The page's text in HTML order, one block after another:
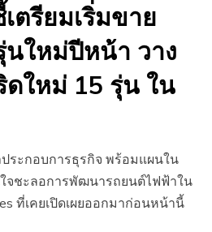
ตรียมเริ่มขาย
นใหม่ปีหน้า วาง
ดใหม่ 15 รุ่น ใน
ประกอบการธุรกิจ พร้อมแผนใน
จชะลอการพัฒนารถยนต์ไฟฟ้าใน
ที่เคยเปิดเผยออกมาก่อนหน้านี้